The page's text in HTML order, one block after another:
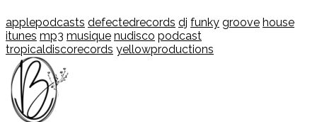
applepodcasts defectedrecords dj funky groove house
itunes mp3 musique nudisco podcast
tropicaldiscorecords yellowproductions